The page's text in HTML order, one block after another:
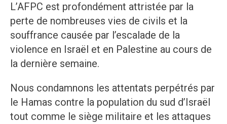
L’AFPC est profondément attristée par la
perte de nombreuses vies de civils et la
souffrance causée par l’escalade de la
violence en Israël et en Palestine au cours de
la dernière semaine.
Nous condamnons les attentats perpétrés par
le Hamas contre la population du sud d’Israël
tout comme le siège militaire et les attaques